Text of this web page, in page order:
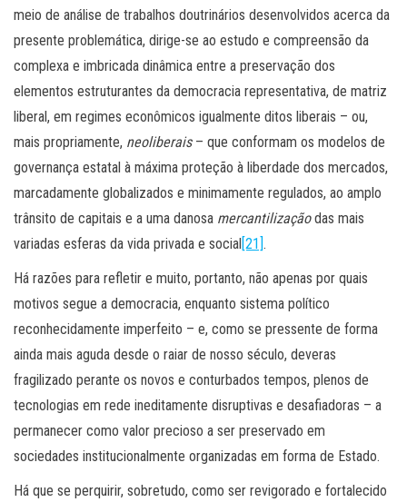
meio de análise de trabalhos doutrinários desenvolvidos acerca da
presente problemática, dirige-se ao estudo e compreensão da
complexa e imbricada dinâmica entre a preservação dos
elementos estruturantes da democracia representativa, de matriz
liberal, em regimes econômicos igualmente ditos liberais – ou,
mais propriamente, neoliberais– que conformam os modelos de
governança estatal à máxima proteção à liberdade dos mercados,
marcadamente globalizados e minimamente regulados, ao amplo
trânsito de capitais e a uma danosa mercantilizaçãodas mais
variadas esferas da vida privada e social[21].
Há razões para refletir e muito, portanto, não apenas por quais
motivos segue a democracia, enquanto sistema político
reconhecidamente imperfeito – e, como se pressente de forma
ainda mais aguda desde o raiar de nosso século, deveras
fragilizado perante os novos e conturbados tempos, plenos de
tecnologias em rede ineditamente disruptivas e desafiadoras – a
permanecer como valor precioso a ser preservado em
sociedades institucionalmente organizadas em forma de Estado.
Há que se perquirir, sobretudo, como ser revigorado e fortalecido